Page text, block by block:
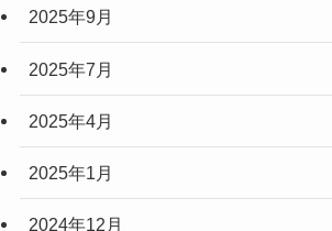
2025年9月
2025年7月
2025年4月
2025年1月
2024年12月